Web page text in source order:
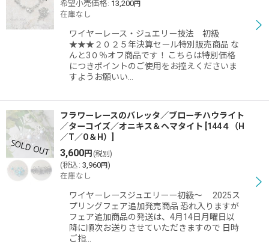
希望小売価格: 13,200円
在庫なし
ワイヤーレース・ジュエリー技法 初級
★★★２０２５年決算セール特別販売商品 な
んと3０％オフ商品です！ こちらは特別価格
につきポイントのご使用をお控えくださいま
すようお願いい…
フラワーレースのバレッタ／ブローチハウライト
／ターコイズ／オニキス＆ヘマタイト 144４（H
／T／O＆H）
3,600円 (税別)
(税込 : 3,960円)
在庫なし
ワイヤーレースジュエリーー初級〜 2025ス
プリングフェア追加発売商品 恐れ入りますが
フェア追加商品の発送は、4月14日月曜日以
降に順次お送りさせていただきますので 日時
ご指…